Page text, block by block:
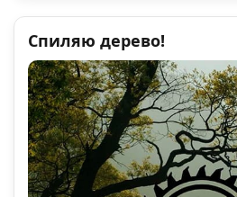
Спиляю дерево!